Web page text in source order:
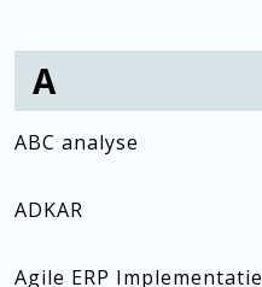
A
ABC analyse
ADKAR
Agile ERP Implementatie